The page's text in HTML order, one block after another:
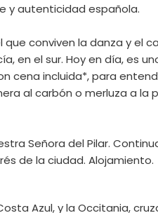
y autenticidad española.
conviven la danza y el
en el sur. Hoy en día, es
incluida*, para
al carbón o merluza a la
Señora del Pilar.
de la ciudad. Alojamiento.
Azul, y la Occitania,